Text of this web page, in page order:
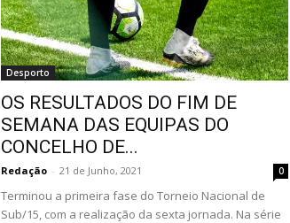
Desporto
OS RESULTADOS DO FIM DE
SEMANA DAS EQUIPAS DO
CONCELHO DE...
Redação - 21 de Junho, 2021 0
Terminou a primeira fase do Torneio Nacional de
Sub/15, com a realização da sexta jornada. Na série